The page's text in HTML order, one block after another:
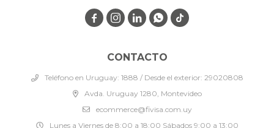
CONTACTO
Teléfono en Uruguay: 1888 / Desde el exterior: 29020808
Avda. Uruguay 1280, Montevideo
ecommerce@fivisa.com.uy
Lunes a Viernes de 8:00 a 18:00 Sábados 9:00 a 13:00
   